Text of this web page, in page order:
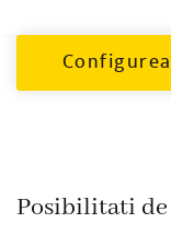
Posibilitati